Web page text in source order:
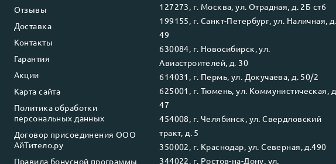
Отзывы
Доставка
Контакты
Гарантия
Акции
Карта сайта
Политика обработки
персональных данных
Договор присоединения ООО
АйТитело.ру
Правила бонусной программы
127273, г. Москва, ул. Отрадная, д. 2Б ст6
199155, г. Санкт-Петербург, ул. Наличная, д.
49
630084, г. Новосибирск, ул.
Авиастроителей, д. 30
614031 , г. Пермь, ул. Докучаева, д. 50/2
625001 , г. Тюмень, ул. Коммунистическая,
47
454008, г. Челябинск, ул.Свердловский
тракт, д. 5
350002, г. Краснодар, ул.Северная, д.490
344022, г. Ростов-на-Дону, ул.